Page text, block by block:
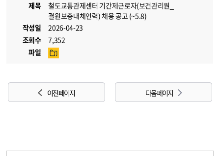
제목
철도교통관제센터 기간제근로자(보건관리원_
결원보충대체인력) 채용 공고 (~5.8)
작성일
2026-04-23
조회수
7,352
파일
이전 페이지 다음 페이지